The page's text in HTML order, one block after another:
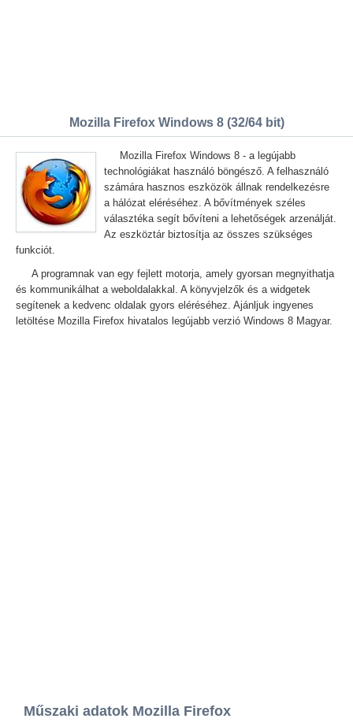
Mozilla Firefox Windows 8 (32/64 bit)
Mozilla Firefox Windows 8 - a legújabb
technológiákat használó böngésző. A felhasználó
számára hasznos eszközök állnak rendelkezésre
a hálózat eléréséhez. A bővítmények széles
választéka segít bővíteni a lehetőségek arzenálját.
Az eszköztár biztosítja az összes szükséges
funkciót.
A programnak van egy fejlett motorja, amely gyorsan megnyithatja
és kommunikálhat a weboldalakkal. A könyvjelzők és a widgetek
segítenek a kedvenc oldalak gyors eléréséhez. Ajánljuk ingyenes
letöltése Mozilla Firefox hivatalos legújabb verzió Windows 8 Magyar.
Műszaki adatok Mozilla Firefox